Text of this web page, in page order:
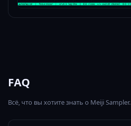
FAQ
Всё, что вы хотите знать о Meiji Sampler.